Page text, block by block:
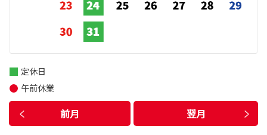
前月 翌月
定休日
午前休業